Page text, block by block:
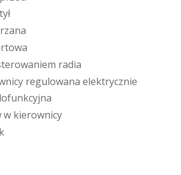
tył
rzana
rtowa
terowaniem radia
nicy regulowana elektrycznie
lofunkcyjna
w kierownicy
k